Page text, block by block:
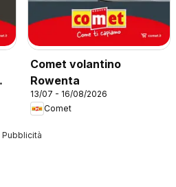
Comet volantino
Rowenta
13/07 - 16/08/2026
Comet
Pubblicità